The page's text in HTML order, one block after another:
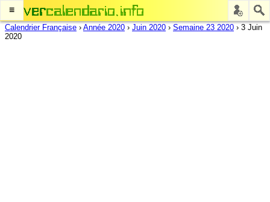
≡
Calendrier Française › Année 2020 › Juin 2020 › Semaine 23 2020 › 3 Juin
2020